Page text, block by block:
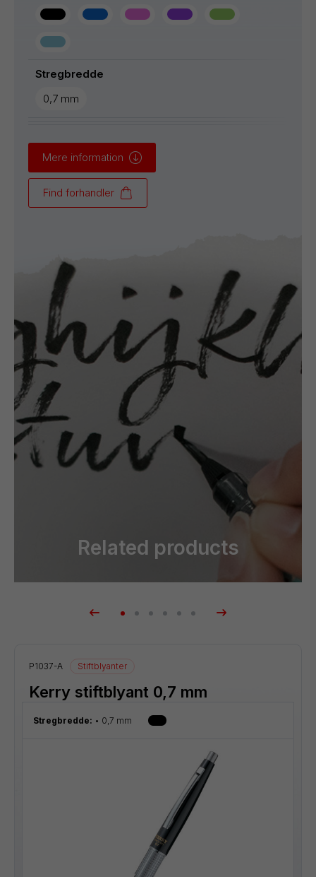
Stregbredde
0,7 mm
Mere information
Find forhandler
Related products
P1037-A Stiftblyanter
Kerry stiftblyant 0,7 mm
Stregbredde: 0,7 mm